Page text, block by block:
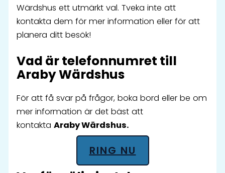
Wärdshus ett utmärkt val. Tveka inte att
kontakta dem för mer information eller för att
planera ditt besök!
Vad är telefonnumret till
Araby Wärdshus
För att få svar på frågor, boka bord eller be om
mer information är det bäst att
kontaktaAraby Wärdshus.
RING NU